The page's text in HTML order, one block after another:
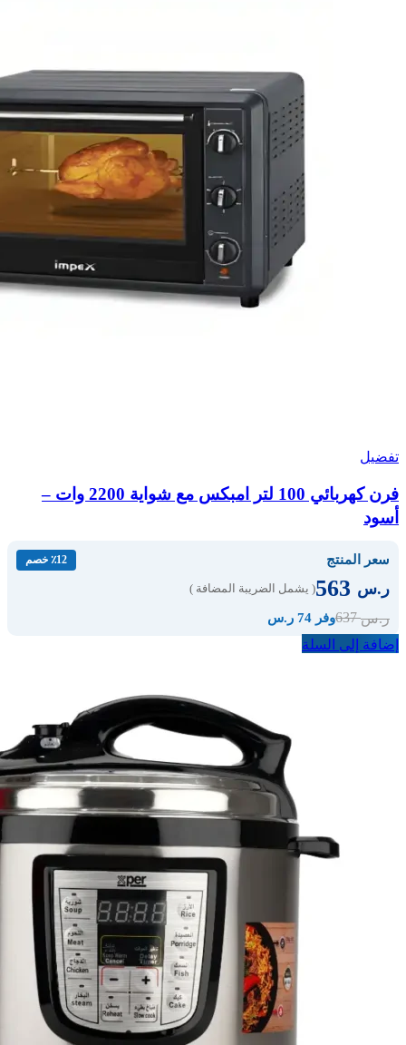
تفضيل
فرن كهربائي 100 لتر امبكس مع شواية 2200 وات –
أسود
سعر المنتج ٪12 خصم
ر.س ( يشمل الضريبة المضافة )
ر.س637 وفر 74 ر.س
إضافة إلى السلة